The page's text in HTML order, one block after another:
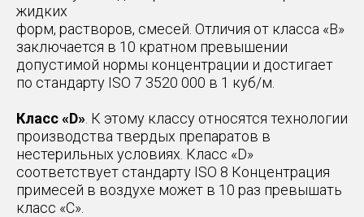
жидких
форм, растворов, смесей. Отличия от класса «В»
заключается в 10 кратном превышении
допустимой нормы концентрации и достигает
по стандарту ISO 7 3520 000 в 1 куб/м.
Класс «D» . К этому классу относятся технологии
производства твердых препаратов в
нестерильных условиях. Класс «D»
соответствует стандарту ISO 8 Концентрация
примесей в воздухе может в 10 раз превышать
класс «С».